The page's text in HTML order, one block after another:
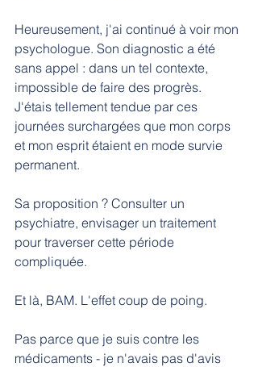
Heureusement, j'ai continué à voir mon
psychologue. Son diagnostic a été
sans appel : dans un tel contexte,
impossible de faire des progrès.
J'étais tellement tendue par ces
journées surchargées que mon corps
et mon esprit étaient en mode survie
permanent.
Sa proposition ? Consulter un
psychiatre, envisager un traitement
pour traverser cette période
compliquée.
Et là, BAM. L'effet coup de poing.
Pas parce que je suis contre les
médicaments - je n'avais pas d'avis